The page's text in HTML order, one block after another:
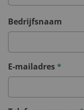
Bedrijfsnaam
E-mailadres*